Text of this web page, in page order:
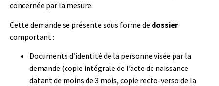
concernée par la mesure.
Cette demande se présente sous forme de dossier
comportant :
Documents d’identité de la personne visée par la
demande (copie intégrale de l’acte de naissance
datant de moins de 3 mois, copie recto-verso de la